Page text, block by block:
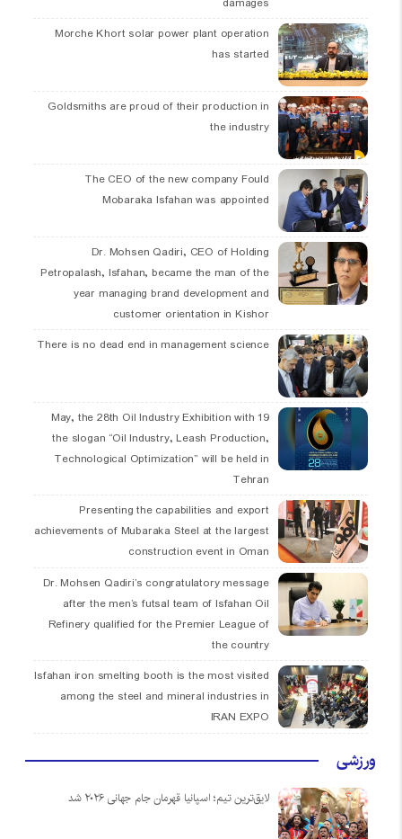
Morche Khort solar power plant operation
has started
Goldsmiths are proud of their production in
the industry
The CEO of the new company Fould
Mobaraka Isfahan was appointed
Dr. Mohsen Qadiri, CEO of Holding
Petropalash, Isfahan, became the man of the
year managing brand development and
customer orientation in Kishor
There is no dead end in management science
19 May, the 28th Oil Industry Exhibition with
the slogan “Oil Industry, Leash Production,
Technological Optimization” will be held in
Tehran
Presenting the capabilities and export
achievements of Mubaraka Steel at the largest
construction event in Oman
Dr. Mohsen Qadiri’s congratulatory message
after the men’s futsal team of Isfahan Oil
Refinery qualified for the Premier League of
the country
Isfahan iron smelting booth is the most visited
among the steel and mineral industries in
IRAN EXPO
ورزشی
لایق‌ترین تیم؛ اسپانیا قهرمان جام جهانی ۲۰۲۶ شد